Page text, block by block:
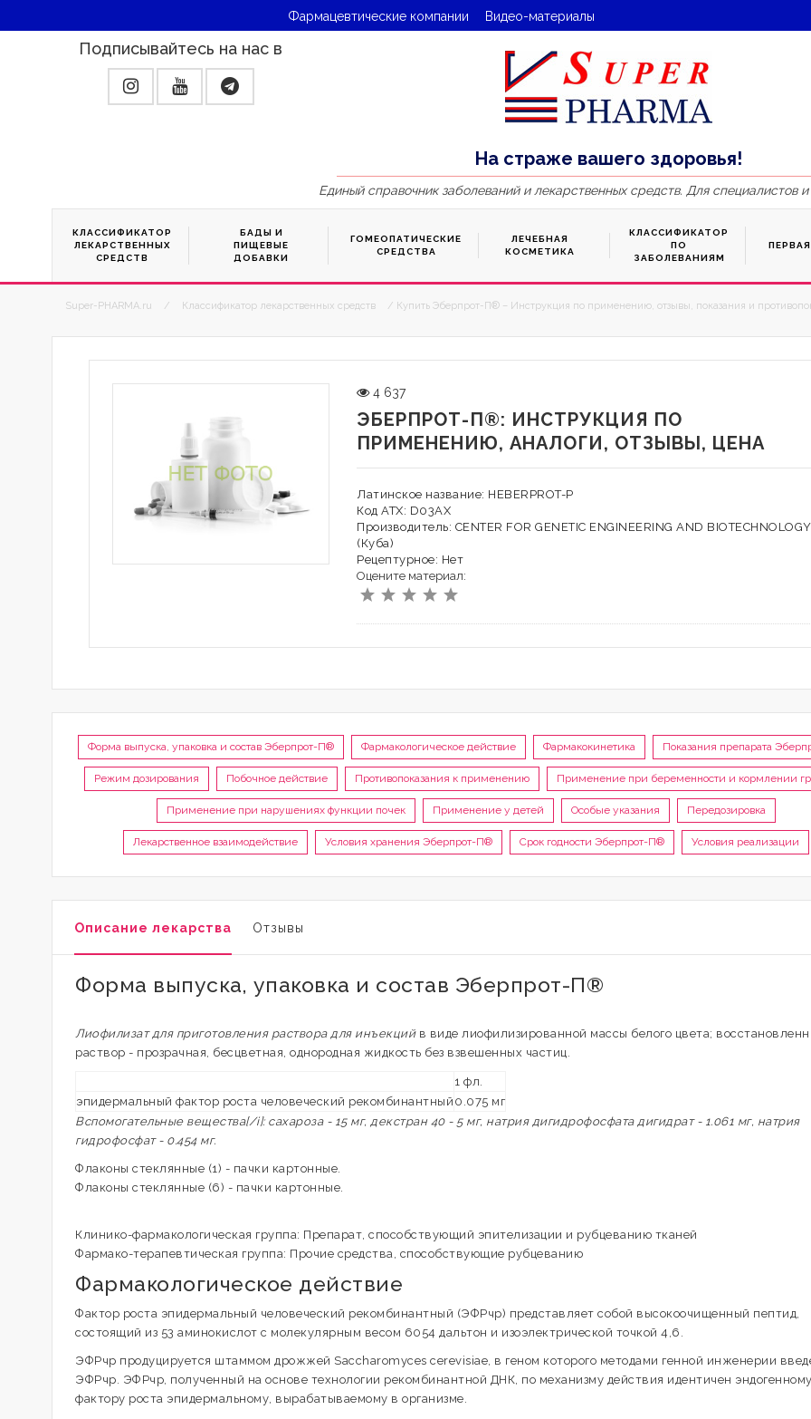
Фармацевтические компании Видео-материалы
Подписывайтесь на нас в
На страже вашего здоровья!
Единый справочник заболеваний и лекарственных средств. Для специалистов
КЛАССИФИКАТОР
ЛЕКАРСТВЕННЫХ
СРЕДСТВ
БАДЫ И
ПИЩЕВЫЕ
ДОБАВКИ
ГОМЕОПАТИЧЕСКИЕ
СРЕДСТВА
ЛЕЧЕБНАЯ
КОСМЕТИКА
КЛАССИФИКАТОР
ПО
ЗАБОЛЕВАНИЯМ
Super-PHARMA.ru / Классификатор лекарственных средств / Купить Эберпрот-П® – Инструкция по применению, отзывы, показания и
4 637
ЭБЕРПРОТ-П®: ИНСТРУКЦИЯ ПО
ПРИМЕНЕНИЮ, АНАЛОГИ, ОТЗЫВЫ, ЦЕНА
Латинское название: HEBERPROT-P
Код АТХ: D03AX
Производитель: CENTER FOR GENETIC ENGINEERING AND BIOTECHNOLOGY
(Куба)
Рецептурное: Нет
Оцените материал:
Форма выпуска, упаковка и состав Эберпрот-П® Фармакологическое действие Фармакокинетика Показания препарата
Режим дозирования Побочное действие Противопоказания к применению Применение при беременности и кормлении
Применение при нарушениях функции почек Применение у детей Особые указания Передозировка
Лекарственное взаимодействие Условия хранения Эберпрот-П® Срок годности Эберпрот-П® Условия реализации
Описание лекарства Отзывы
Форма выпуска, упаковка и состав Эберпрот-П®
Лиофилизат для приготовления раствора для инъекцийв виде лиофилизированной массы белого цвета;
раствор - прозрачная, бесцветная, однородная жидкость без взвешенных частиц.
1 фл.
эпидермальный фактор роста человеческий рекомбинантный 0.075 мг
Вспомогательные вещества[/i]: сахароза - 15 мг, декстран 40 - 5 мг, натрия дигидрофосфата дигидрат - 1.061 мг, натрия
гидрофосфат - 0.454 мг.
Флаконы стеклянные (1) - пачки картонные.
Флаконы стеклянные (6) - пачки картонные.
Клинико-фармакологическая группа: Препарат, способствующий эпителизации и рубцеванию тканей
Фармако-терапевтическая группа: Прочие средства, способствующие рубцеванию
Фармакологическое действие
Фактор роста эпидермальный человеческий рекомбинантный (ЭФРчр) представляет собой высокоочищенный пептид,
состоящий из 53 аминокислот с молекулярным весом 6054 дальтон и изоэлектрической точкой 4,6.
ЭФРчр продуцируется штаммом дрожжей Saccharomyces сerevisiae, в геном которого методами генной инженерии
ЭФРчр. ЭФРчр, полученный на основе технологии рекомбинантной ДНК, по механизму действия идентичен
фактору роста эпидермальному, вырабатываемому в организме.